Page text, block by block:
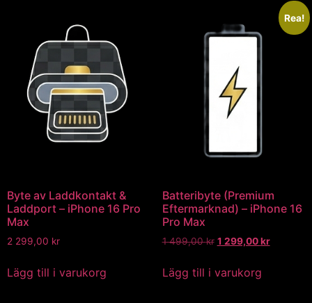
Byte av Laddkontakt &
Laddport – iPhone 16 Pro
Max
2 299,00 kr
Lägg till i varukorg
Rea!
Batteribyte (Premium
Eftermarknad) – iPhone 16
Pro Max
1 499,00kr 1 299,00kr
Lägg till i varukorg